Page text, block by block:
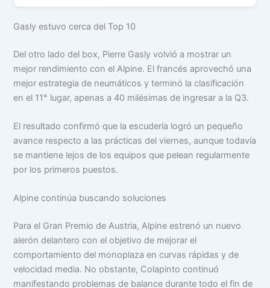
Gasly estuvo cerca del Top 10
Del otro lado del box, Pierre Gasly volvió a mostrar un
mejor rendimiento con el Alpine. El francés aprovechó una
mejor estrategia de neumáticos y terminó la clasificación
en el 11° lugar, apenas a 40 milésimas de ingresar a la Q3.
El resultado confirmó que la escudería logró un pequeño
avance respecto a las prácticas del viernes, aunque todavía
se mantiene lejos de los equipos que pelean regularmente
por los primeros puestos.
Alpine continúa buscando soluciones
Para el Gran Premio de Austria, Alpine estrenó un nuevo
alerón delantero con el objetivo de mejorar el
comportamiento del monoplaza en curvas rápidas y de
velocidad media. No obstante, Colapinto continuó
manifestando problemas de balance durante todo el fin de